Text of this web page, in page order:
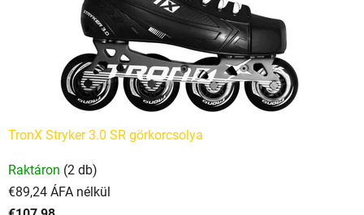
TronX Stryker 3.0 SR görkorcsolya
Raktáron (2 db)
€89,24 ÁFA nélkül